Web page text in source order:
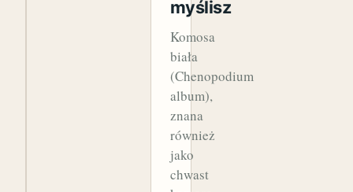
myślisz
Komosa
biała
(Chenopodium
album),
znana
również
jako
chwast